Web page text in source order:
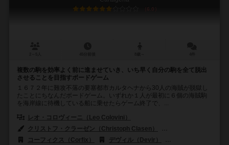
6.0
複数の駒を効率よく前に進ませていき、いち早く自分の駒を全て脱出
させることを目指すボードゲーム
１６７２年に難攻不落の要塞都市カルタヘナから30人の海賊が脱獄し
たことにちなんだボードゲーム。いずれか１人が最初に６個の海賊駒
を海岸線に待機している船に乗せたらゲーム終了で、...
レオ・コロヴィーニ（Leo Colovini）
クリストフ・クラーゼン（Christoph Clasen）
コーフィクス（Corfix）
デヴィル（Devir）